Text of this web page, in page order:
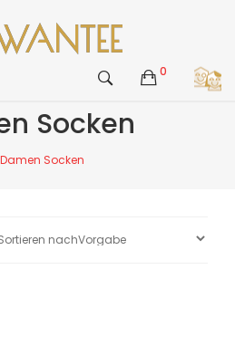
0
Socken
Damen Socken